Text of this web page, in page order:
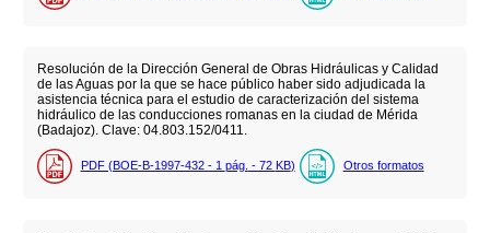
Resolución de la Dirección General de Obras Hidráulicas y Calidad
de las Aguas por la que se hace público haber sido adjudicada la
asistencia técnica para el estudio de caracterización del sistema
hidráulico de las conducciones romanas en la ciudad de Mérida
(Badajoz). Clave: 04.803.152/0411.
PDF (BOE-B-1997-432 - 1 pág. - 72 KB) Otros formatos